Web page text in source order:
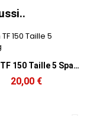
Aperçu rapide Ballon TF 150 Taille 5 Spalding
20,00 €